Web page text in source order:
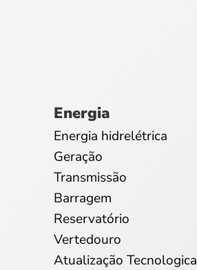
Energia
Energia hidrelétrica
Geração
Transmissão
Barragem
Reservatório
Vertedouro
Atualização Tecnologica